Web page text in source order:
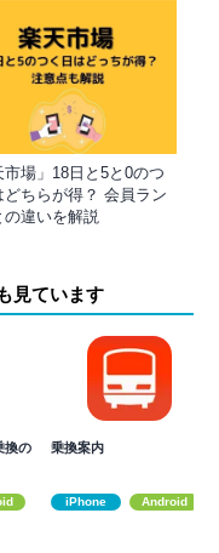
市場」18日と5と0のつ
どちらが得？ 会員ラン
の違いを解説
見ています
換の
乗換案内
iPhone Android